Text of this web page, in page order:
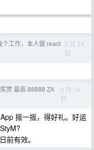
个工作，本人做 react 2 月 24
日
赏 最高 88888 ZA
2 月 16
日
摇一摇，得好礼。好运
前有效。